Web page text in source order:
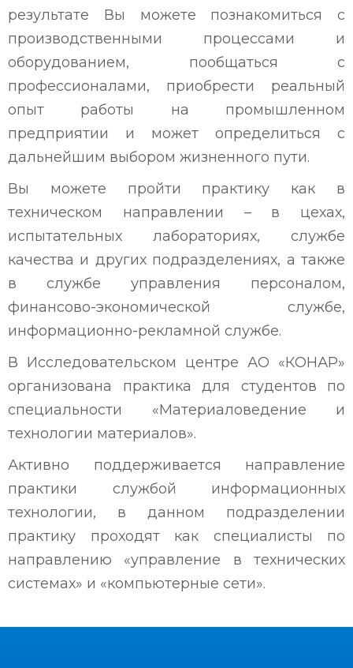
результате Вы можете познакомиться с
производственными процессами и
оборудованием, пообщаться с
профессионалами, приобрести реальный
опыт работы на промышленном
предприятии и может определиться с
дальнейшим выбором жизненного пути.
Вы можете пройти практику как в
техническом направлении – в цехах,
испытательных лабораториях, службе
качества и других подразделениях, а также
в службе управления персоналом,
финансово-экономической службе,
информационно-рекламной службе.
В Исследовательском центре АО «КОНАР»
организована практика для студентов по
специальности «Материаловедение и
технологии материалов».
Активно поддерживается направление
практики службой информационных
технологии, в данном подразделении
практику проходят как специалисты по
направлению «управление в технических
системах» и «компьютерные сети».